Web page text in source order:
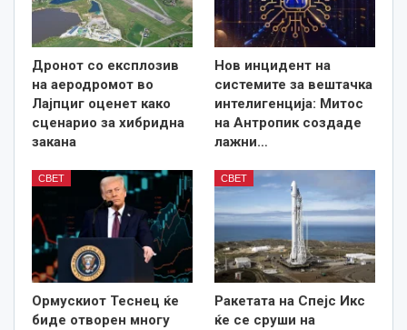
Дронот со експлозив
на аеродромот во
Лајпциг оценет како
сценарио за хибридна
закана
Нов инцидент на
системите за вештачка
интелигенција: Митос
на Антропик создаде
лажни…
СВЕТ
Ормускиот Теснец ќе
биде отворен многу
СВЕТ
Ракетата на Спејс Икс
ќе се сруши на